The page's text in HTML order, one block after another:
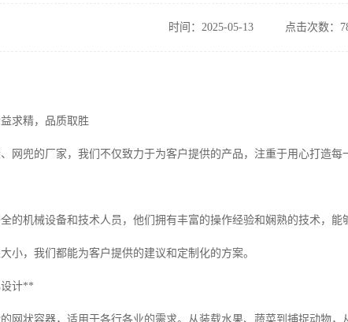
时间：2025-05-13 点击次数：
求精，品质取胜
网兜的厂家，我们不仅致力于为客户提供的产品，注重于用心打造每
的机械设备和技术人员，他们拥有丰富的操作经验和娴熟的技术，
小，我们都能为客户提供的建议和定制化的方案。
计**
网状容器，适用于各行各业的需求。从装载水果、蔬菜到捕捉动物